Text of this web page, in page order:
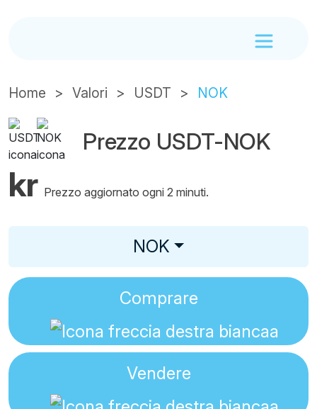
Home Valori USDT NOK
Prezzo USDT-NOK
kr Prezzo aggiornato ogni 2 minuti.
NOK
Comprare
Vendere